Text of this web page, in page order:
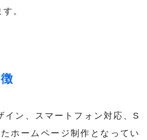
。
イン、スマートフォン対応、S
ホームページ制作となってい